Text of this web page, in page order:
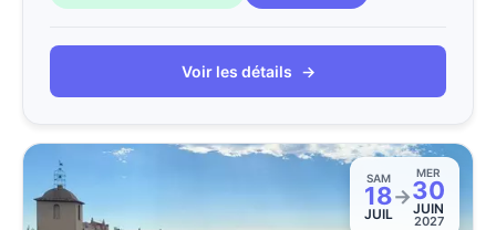
Voir les détails →
SAM
18
JUIL
→
MER
30
JUIN
2027